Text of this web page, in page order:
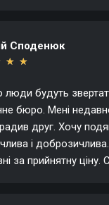
Споденюк
★ ★
★ ★
будуть
бюро. Мені
друг. Хочу
і
за прийнятну ціну.